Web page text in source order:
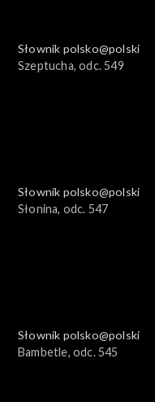
Słownik polsko@polski
Szeptucha, odc. 549
Słownik polsko@polski
Słonina, odc. 547
Słownik polsko@polski
Bambetle, odc. 545